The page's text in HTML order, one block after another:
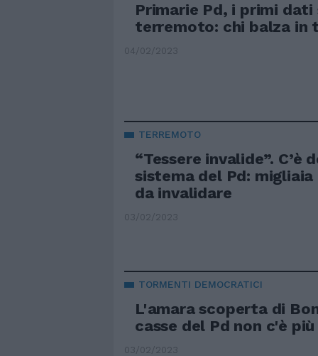
Primarie Pd, i primi dati
terremoto: chi balza in
04/02/2023
TERREMOTO
“Tessere invalide”. C’è
sistema del Pd: migliaia
da invalidare
03/02/2023
TORMENTI DEMOCRATICI
L'amara scoperta di
casse del Pd non c'è
03/02/2023